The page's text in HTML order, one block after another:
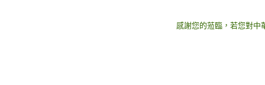
感謝您的蒞臨，若您對中